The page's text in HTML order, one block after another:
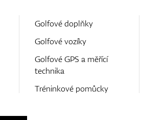
Golfové doplňky
Golfové vozíky
Golfové GPS a měřící
technika
Tréninkové pomůcky